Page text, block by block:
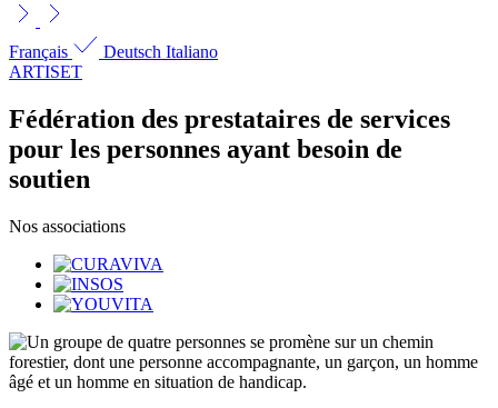
Français Deutsch Italiano
ARTISET
Fédération des prestataires de services
pour les personnes ayant besoin de
soutien
Nos associations